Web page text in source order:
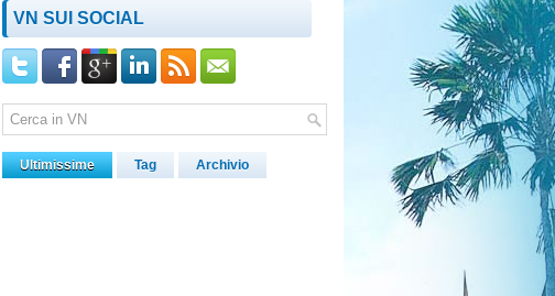
VN SUI SOCIAL
Ultimissime Tag Archivio